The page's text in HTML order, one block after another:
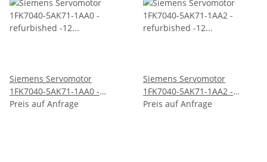
Siemens Servomotor
1FK7040-5AK71-1AA0 -
refurbished -12 Monate
Preis auf Anfrage
Siemens Servomotor
1FK7040-5AK71-1AA2 -
refurbished -12 Monate
Preis auf Anfrage